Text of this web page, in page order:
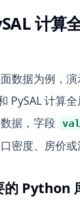
计算
数据为例，
PySAL 计算
据，字段
密度、房价或
的 Python